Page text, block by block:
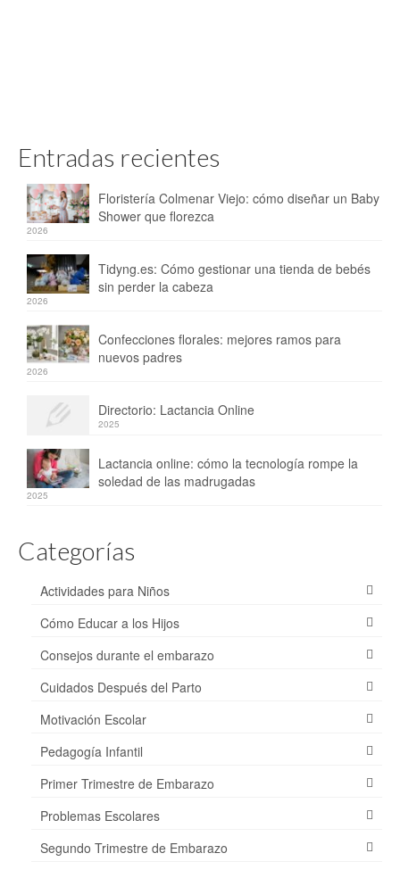
Entradas recientes
Floristería Colmenar Viejo: cómo diseñar un Baby
Shower que florezca
2026
Tidyng.es: Cómo gestionar una tienda de bebés
sin perder la cabeza
2026
Confecciones florales: mejores ramos para
nuevos padres
2026
Directorio: Lactancia Online
2025
Lactancia online: cómo la tecnología rompe la
soledad de las madrugadas
2025
Categorías
Actividades para Niños
Cómo Educar a los Hijos
Consejos durante el embarazo
Cuidados Después del Parto
Motivación Escolar
Pedagogía Infantil
Primer Trimestre de Embarazo
Problemas Escolares
Segundo Trimestre de Embarazo